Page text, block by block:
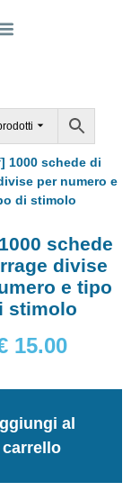
schede
divise
e tipo
stimolo
15.00
al
carrello